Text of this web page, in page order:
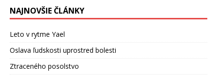
NAJNOVŠIE ČLÁNKY
Leto v rytme Yael
Oslava ľudskosti uprostred bolesti
Ztraceného posolstvo